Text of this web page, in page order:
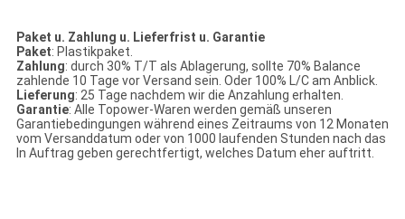
Paket u. Zahlung u. Lieferfrist u. Garantie
Paket: Plastikpaket.
Zahlung: durch 30% T/T als Ablagerung, sollte 70% Balance
zahlende 10 Tage vor Versand sein. Oder 100% L/C am Anblick.
Lieferung: 25 Tage nachdem wir die Anzahlung erhalten.
Garantie: Alle Topower-Waren werden gemäß unseren
Garantiebedingungen während eines Zeitraums von 12 Monaten
vom Versanddatum oder von 1000 laufenden Stunden nach das
In Auftrag geben gerechtfertigt, welches Datum eher auftritt.